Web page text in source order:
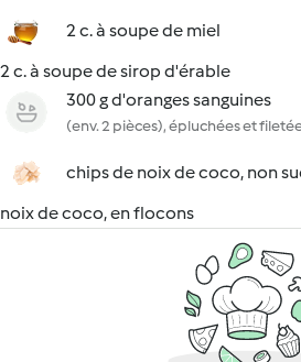
2 c. à soupe de miel
2 c. à soupe de sirop d'érable
300 g d'oranges sanguines
(env. 2 pièces), épluchées et
chips de noix de coco, non
noix de coco, en flocons